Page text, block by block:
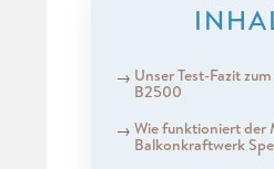
Unser Test-Fazit
B2500
Wie funktioniert der
Balkonkraftwerk